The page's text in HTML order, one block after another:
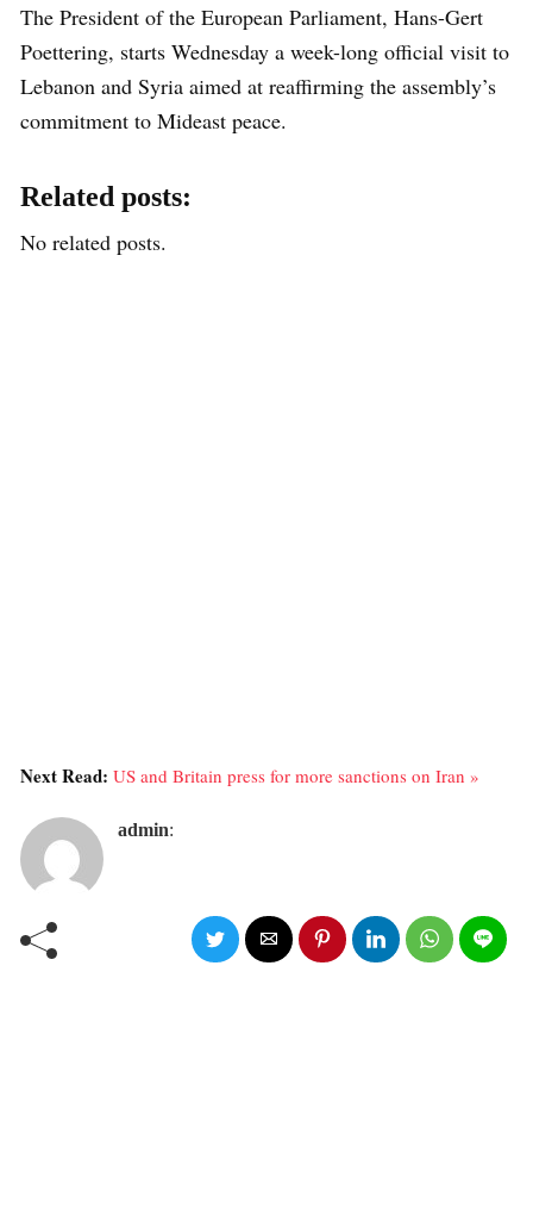
The President of the European Parliament, Hans-Gert
Poettering, starts Wednesday a week-long official visit to
Lebanon and Syria aimed at reaffirming the assembly’s
commitment to Mideast peace.
Related posts:
No related posts.
Next Read: US and Britain press for more sanctions on Iran »
admin: